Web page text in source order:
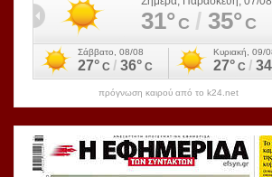
πρόγνωση καιρού από το k24.net